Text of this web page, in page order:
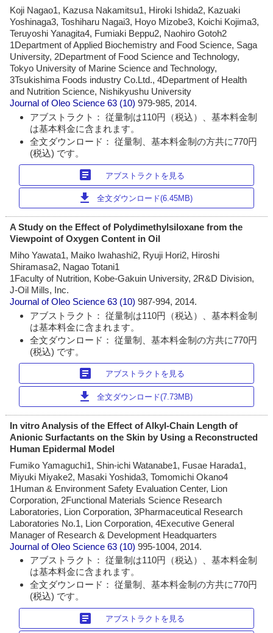
Koji Nagao1, Kazusa Nakamitsu1, Hiroki Ishida2, Kazuaki
Yoshinaga3, Toshiharu Nagai3, Hoyo Mizobe3, Koichi Kojima3,
Teruyoshi Yanagita4, Fumiaki Beppu2, Naohiro Gotoh2
1Department of Applied Biochemistry and Food Science, Saga
University, 2Department of Food Science and Technology,
Tokyo University of Marine Science and Technology,
3Tsukishima Foods industry Co.Ltd., 4Department of Health
and Nutrition Science, Nishikyushu University
Journal of Oleo Science 63 (10)979-985, 2014.
アブストラクト： 従量制は110円（税込）、基本料金制
は基本料金に含まれます。
全文ダウンロード： 従量制、基本料金制の方共に770円
(税込) です。
article アブストラクトを見る
download 全文ダウンロード(6.45MB)
A Study on the Effect of Polydimethylsiloxane from the
Viewpoint of Oxygen Content in Oil
Miho Yawata1, Maiko Iwahashi2, Ryuji Hori2, Hiroshi
Shiramasa2, Nagao Totani1
1Faculty of Nutrition, Kobe-Gakuin University, 2R&D Division,
J-Oil Mills, Inc.
Journal of Oleo Science 63 (10)987-994, 2014.
アブストラクト： 従量制は110円（税込）、基本料金制
は基本料金に含まれます。
全文ダウンロード： 従量制、基本料金制の方共に770円
(税込) です。
article アブストラクトを見る
download 全文ダウンロード(7.73MB)
In vitro Analysis of the Effect of Alkyl-Chain Length of
Anionic Surfactants on the Skin by Using a Reconstructed
Human Epidermal Model
Fumiko Yamaguchi1, Shin-ichi Watanabe1, Fusae Harada1,
Miyuki Miyake2, Masaki Yoshida3, Tomomichi Okano4
1Human & Environment Safety Evaluation Center, Lion
Corporation, 2Functional Materials Science Research
Laboratories, Lion Corporation, 3Pharmaceutical Research
Laboratories No.1, Lion Corporation, 4Executive General
Manager of Research & Development Headquarters
Journal of Oleo Science 63 (10)995-1004, 2014.
アブストラクト： 従量制は110円（税込）、基本料金制
は基本料金に含まれます。
全文ダウンロード： 従量制、基本料金制の方共に770円
(税込) です。
article アブストラクトを見る